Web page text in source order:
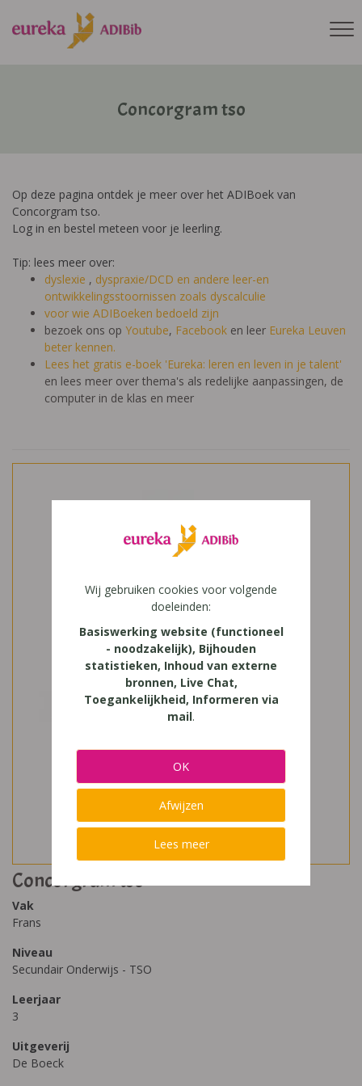
Concorgram tso
Op deze pagina ontdek je meer over het ADIBoek van
Concorgram tso.
Log in en bestel meteen voor je leerling.
Tip: lees meer over:
dyslexie , dyspraxie/DCD en andere leer-en
ontwikkelingsstoornissen zoals dyscalculie
voor wie ADIBoeken bedoeld zijn
bezoek ons op Youtube, Facebook en leer Eureka Leuven
beter kennen.
Lees het gratis e-boek 'Eureka: leren en leven in je talent'
en lees meer over thema's als redelijke aanpassingen, de
computer in de klas en meer
Concorgram tso
Vak
Frans
Niveau
Secundair Onderwijs - TSO
Leerjaar
3
Uitgeverij
De Boeck
Wij gebruiken cookies voor volgende
doeleinden:
Basiswerking website (functioneel
- noodzakelijk), Bijhouden
statistieken, Inhoud van externe
bronnen, Live Chat,
Toegankelijkheid, Informeren via
mail.
OK
Afwijzen
Lees meer